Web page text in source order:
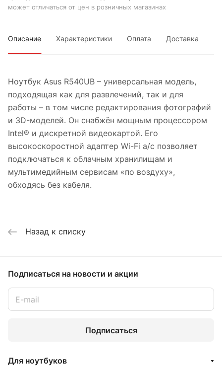
может отличаться от цен в розничных магазинах
Описание Характеристики Оплата Доставка
Ноутбук Asus R540UB – универсальная модель,
подходящая как для развлечений, так и для
работы – в том числе редактирования фотографий
и 3D-моделей. Он снабжён мощным процессором
Intel® и дискретной видеокартой. Его
высокоскоростной адаптер Wi-Fi a/c позволяет
подключаться к облачным хранилищам и
мультимедийным сервисам «по воздуху»,
обходясь без кабеля.
Назад к списку
Подписаться на новости и акции
Подписаться
Для ноутбуков